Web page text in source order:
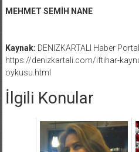
MEHMET SEMİH NANE
Kaynak: DENIZKARTALI Haber
https://denizkartali.com/iftihar-
oykusu.html
İlgili Konular